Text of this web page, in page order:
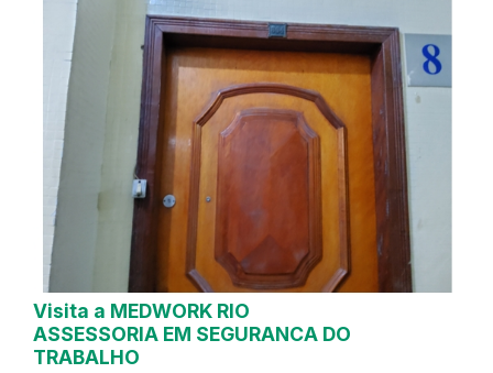
Visita a MEDWORK RIO
ASSESSORIA EM SEGURANCA DO
TRABALHO